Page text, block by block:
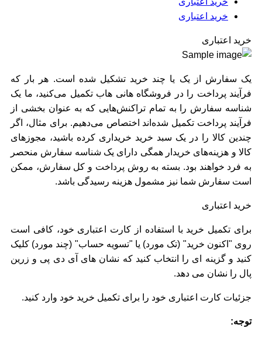
خرید اعتباری
خرید اعتباری
یک سفارش از یک یا چند خرید تشکیل شده است. هر بار که
فرآیند پرداخت را در فروشگاه هانی هاب تکمیل می‌کنید، ما یک
شناسه سفارش را به تمام تراکنش‌هایی که به عنوان بخشی از
فرآیند پرداخت تکمیل شده‌اند اختصاص می‌دهیم. برای مثال، اگر
چندین کالا را در یک سبد خرید خریداری کرده باشید، مجوزهای
کالا و هزینه‌های خریدار همگی دارای یک شناسه سفارش منحصر
به فرد خواهند بود. بسته به روش پرداخت و کل سفارش، ممکن
است سفارش شما نیز مشمول هزینه رسیدگی باشد.
خرید اعتباری
برای تکمیل خرید با استفاده از کارت اعتباری خود، کافی است
روی "اکنون خرید" (تک مورد) یا "تسویه حساب" (چند مورد) کلیک
کنید و گزینه ای را انتخاب کنید که نشان های آی دی پی و زرین
پال را نشان می دهد.
جزئیات کارت اعتباری خود را برای تکمیل خرید خود وارد کنید.
توجه: